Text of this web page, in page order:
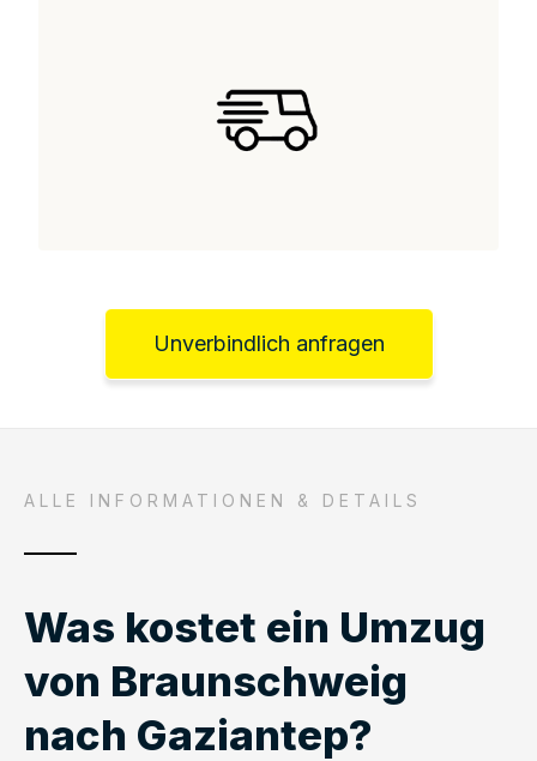
Unverbindlich anfragen
ALLE INFORMATIONEN & DETAILS
Was kostet ein Umzug
von Braunschweig
nach Gaziantep?